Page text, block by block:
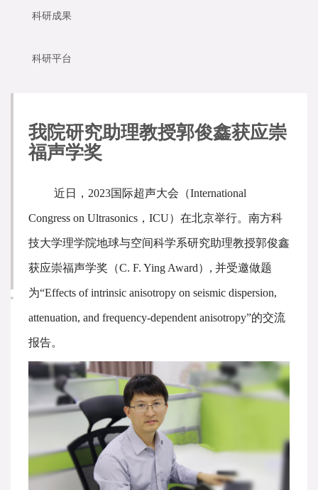
科研成果
科研平台
我院研究助理教授郭俊鑫获应崇
福声学奖
近日，2023国际超声大会（International
Congress on Ultrasonics，ICU）在北京举行。南方科
技大学理学院地球与空间科学系研究助理教授郭俊鑫
获应崇福声学奖（C. F. Ying Award）, 并受邀做题
为“Effects of intrinsic anisotropy on seismic dispersion,
attenuation, and frequency-dependent anisotropy”的交流
报告。